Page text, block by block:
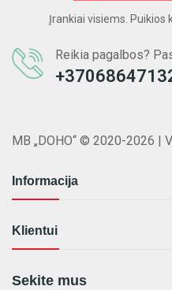
Įrankiai visiems. Puikios
Reikia pagalbos?
MB „DOHO“ © 2020-2026 |
Informacija
Klientui
Sekite mus